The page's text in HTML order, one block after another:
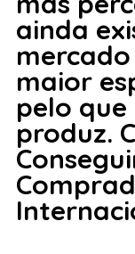
ainda
maior
pelo que
produz.